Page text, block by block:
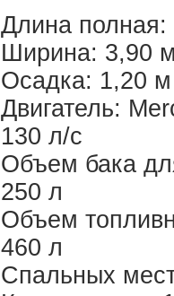
Длина
Ширина: 3,90
Осадка: 1,20 м
Двигатель:
130 л/с
Объем бака
250 л
Объем
460 л
Спальных